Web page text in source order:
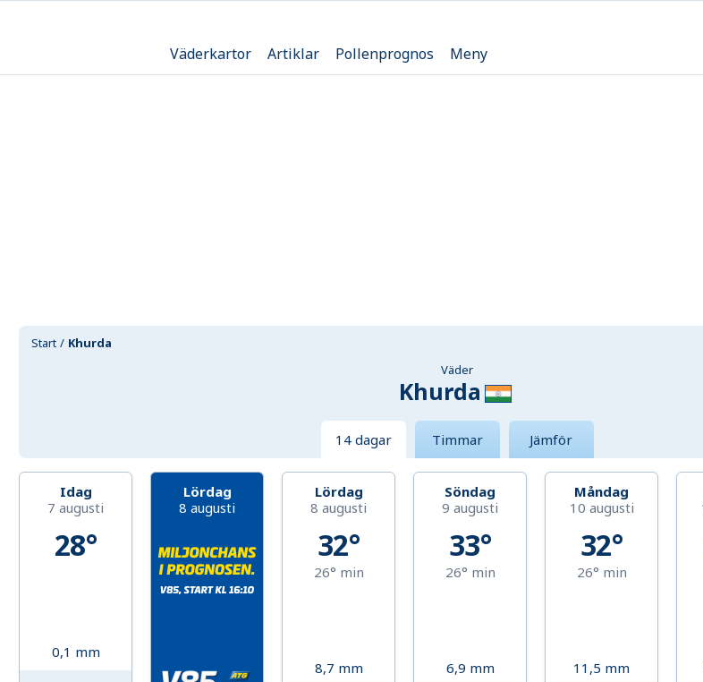
Väderkartor Artiklar Pollenprognos Meny
Start Khurda
Väder
Khurda
14 dagar Timmar Jämför
Idag
7 augusti
28°
0,1 mm
Lördag
8 augusti
Lördag
8 augusti
32°
26° min
8,7 mm
Söndag
9 augusti
33°
26° min
6,9 mm
Måndag
10 augusti
32°
26° min
11,5 mm